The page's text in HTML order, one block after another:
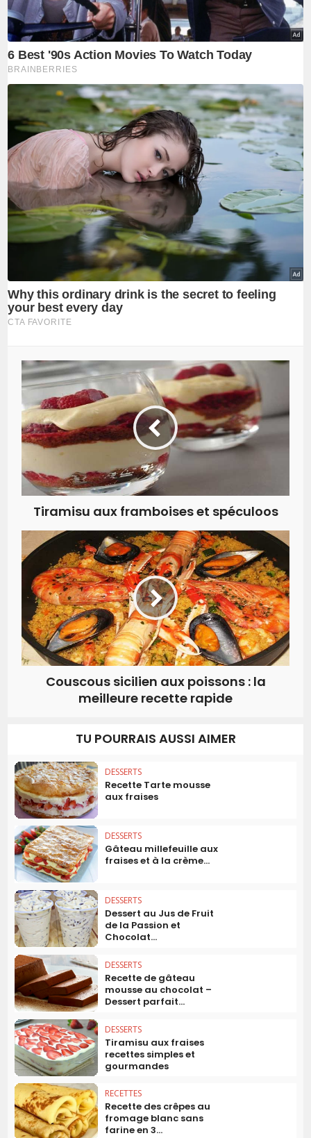
Tiramisu aux framboises et spéculoos
Couscous sicilien aux poissons : la
meilleure recette rapide
TU POURRAIS AUSSI AIMER
DESSERTS
Recette Tarte mousse
aux fraises
DESSERTS
Gâteau millefeuille aux
fraises et à la crème...
DESSERTS
Dessert au Jus de Fruit
de la Passion et
Chocolat...
DESSERTS
Recette de gâteau
mousse au chocolat –
Dessert parfait...
DESSERTS
Tiramisu aux fraises
recettes simples et
gourmandes
RECETTES
Recette des crêpes au
fromage blanc sans
farine en 3...